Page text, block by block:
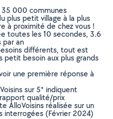
35 000 communes
plus petit village à la plus
à proximité de chez vous !
toutes les 10 secondes, 3.6
par an
différents, tout est
petit besoin aux plus grands
une première réponse à
sur 5* indiquent
qualité/prix
AlloVoisins réalisée sur un
interrogées (Février 2024)